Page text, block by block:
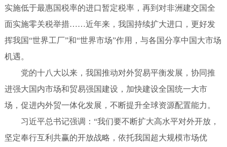
实施低于最惠国税率的进口暂定税率，再到对非洲建交国全
面实施零关税举措……近年来，我国持续扩大进口，更好发
挥我国“世界工厂”和“世界市场”作用，与各国分享中国大市场
机遇。
党的十八大以来，我国推动对外贸易平衡发展，协同推
进强大国内市场和贸易强国建设，加快建设全国统一大市
场，促进内外贸一体化发展，不断提升全球资源配置能力。
习近平总书记强调：“我们要不断扩大高水平对外开放，
坚定奉行互利共赢的开放战略，依托我国超大规模市场优